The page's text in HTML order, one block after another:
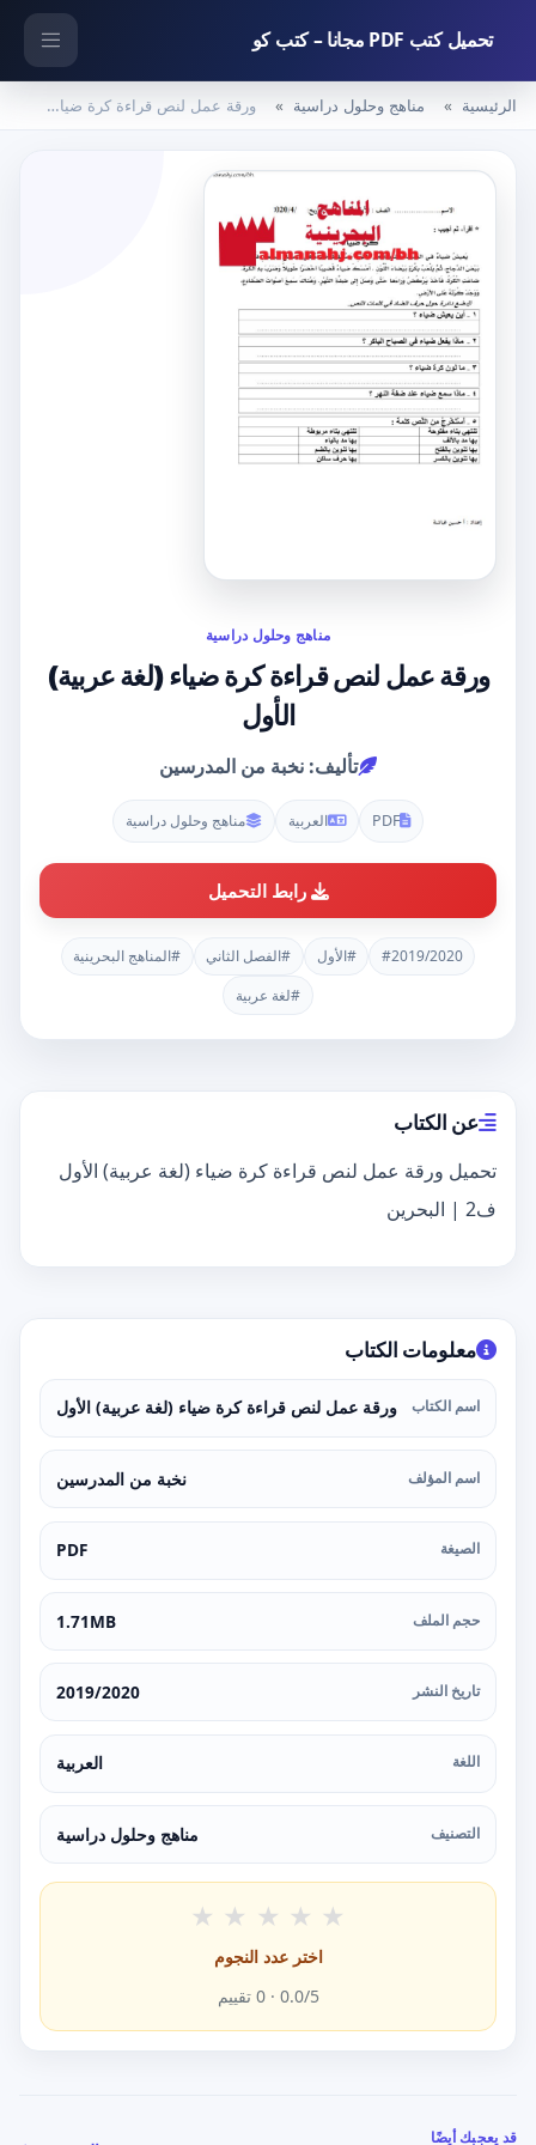
تحميل كتب PDF مجانا – كتب كو
الرئيسية مناهج وحلول دراسية ورقة عمل لنص قراءة كرة ضياء (لغة عربية) الأول
مناهج وحلول دراسية
ورقة عمل لنص قراءة كرة ضياء (لغة عربية)
الأول
تأليف: نخبة من المدرسين
PDF العربية مناهج وحلول دراسية
رابط التحميل
#2019/2020 #الأول #الفصل الثاني
#المناهج البحرينية
#لغة عربية
عن الكتاب
تحميل ورقة عمل لنص قراءة كرة ضياء (لغة عربية) الأول
ف2 | البحرين
معلومات الكتاب
اسم الكتاب ورقة عمل لنص قراءة كرة ضياء (لغة عربية) الأول
اسم المؤلف نخبة من المدرسين
الصيغة PDF
حجم الملف 1.71MB
تاريخ النشر 2019/2020
اللغة العربية
التصنيف مناهج وحلول دراسية
★ ★ ★ ★ ★
اختر عدد النجوم
0.0/5 ·
0 تقييم
قد يعجبك أيضًا